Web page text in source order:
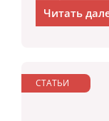
Читать
СТАТЬИ